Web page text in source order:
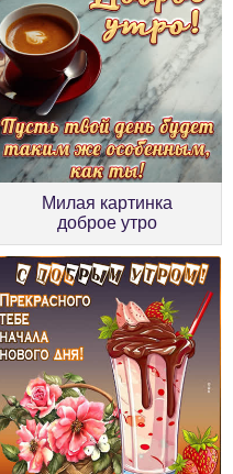
Милая картинка
доброе утро